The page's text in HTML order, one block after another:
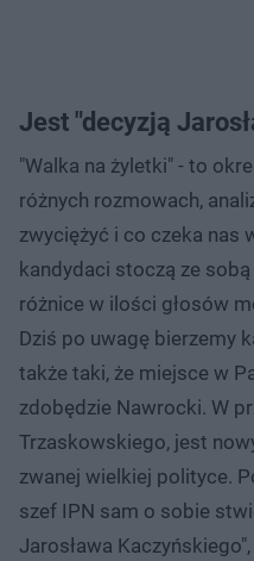
Jest "decyzją
"Walka na żyletki" - to
różnych rozmowach,
zwyciężyć i co czeka nas
kandydaci stoczą ze
różnice w ilości głosów
Dziś po uwagę bierzemy
także taki, że miejsce w
zdobędzie Nawrocki. W
Trzaskowskiego, jest
zwanej wielkiej polityce.
szef IPN sam o sobie
Jarosława